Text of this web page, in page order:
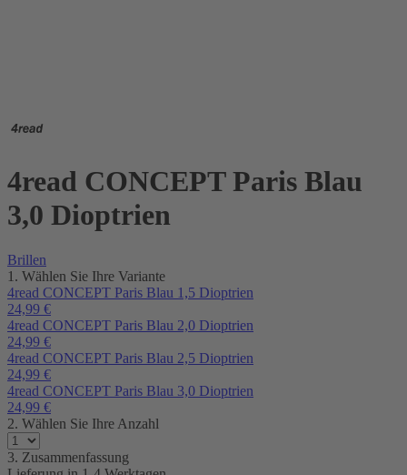
4read CONCEPT Paris Blau
3,0 Dioptrien
Brillen
1. Wählen Sie Ihre Variante
4read CONCEPT Paris Blau 1,5 Dioptrien
24,99 €
4read CONCEPT Paris Blau 2,0 Dioptrien
24,99 €
4read CONCEPT Paris Blau 2,5 Dioptrien
24,99 €
4read CONCEPT Paris Blau 3,0 Dioptrien
24,99 €
2. Wählen Sie Ihre Anzahl
3. Zusammenfassung